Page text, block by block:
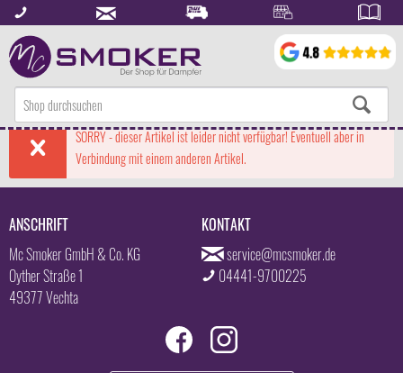
SORRY - dieser Artikel ist leider nicht verfügbar! Eventuell aber in
Verbindung mit einem anderen Artikel.
ANSCHRIFT
Mc Smoker GmbH & Co. KG
Oyther Straße 1
49377 Vechta
KONTAKT
service@mcsmoker.de
04441-9700225